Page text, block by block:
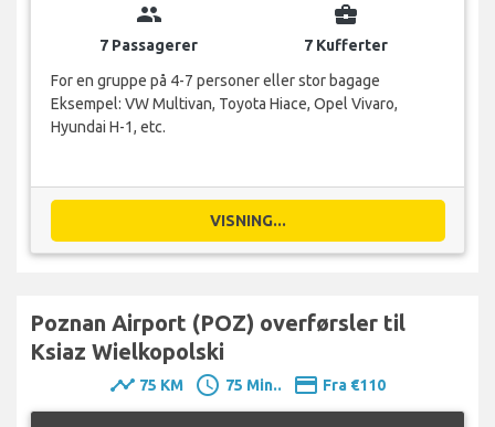
group
7 Passagerer
business_center
7 Kufferter
For en gruppe på 4-7 personer eller stor bagage
Eksempel: VW Multivan, Toyota Hiace, Opel Vivaro,
Hyundai H-1, etc.
VISNING...
Poznan Airport (POZ) overførsler til
Ksiaz Wielkopolski
timeline 75 KM schedule 75 Min.. payment Fra €110